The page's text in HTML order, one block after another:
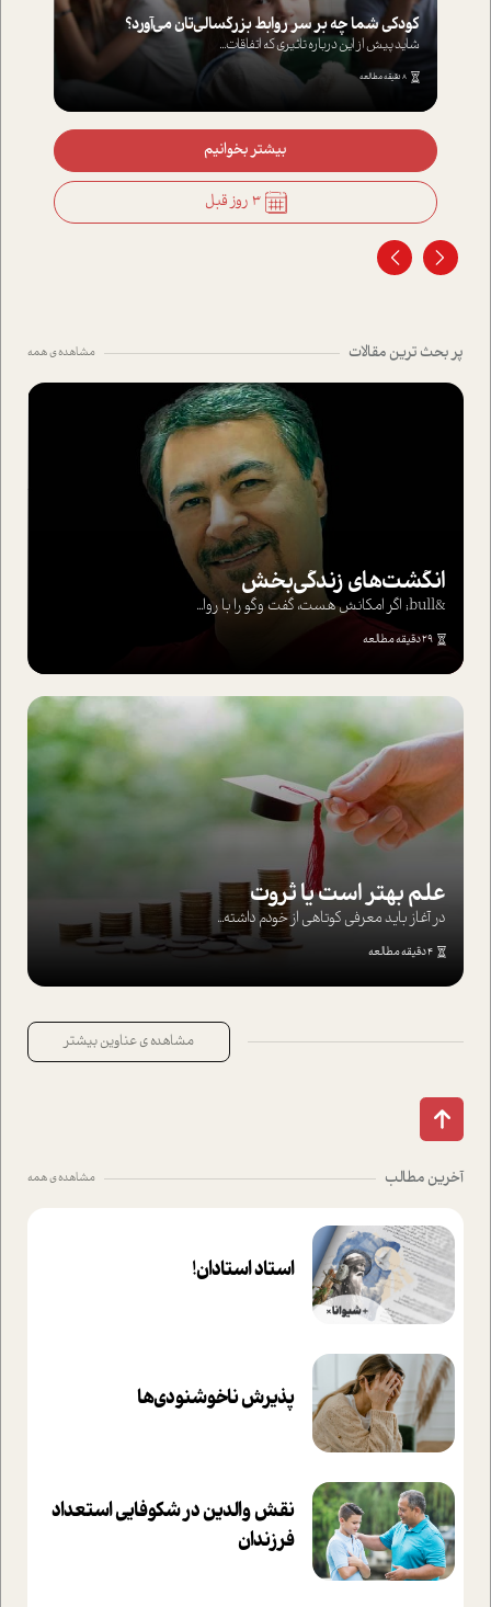
کودکی شما چه بر سر روابط بزرگسالی‌تان می‌آورد؟
شاید پیش از این درباره تاثیری که اتفاقات...
بیشتر بخوانیم
3 روز قبل
پر بحث ترین مقالات مشاهده ی همه
انگشت‌های‌ زندگی‌بخش
&bull; اگر امکانش هست، گفت وگو را با روا...
29 دقیقه مطالعه
علم بهتر است یا ثروت
در آغاز باید معرفی کوتاهی از خودم داشته...
4 دقیقه مطالعه
مشاهده ی عناوین بیشتر
آخرین مطالب مشاهده ی همه
استاد استادان!
پذیرش ناخوشنودی‌ها
نقش والدین در شکوفا‌یی ا‌ستعداد
فرزندان‌